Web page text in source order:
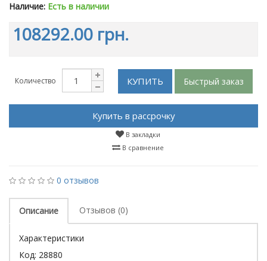
Наличие: Есть в наличии
108292.00 грн.
Количество КУПИТЬ Быстрый заказ
Купить в рассрочку
В закладки
В сравнение
0 отзывов
Описание Отзывов (0)
Характеристики
Код: 28880